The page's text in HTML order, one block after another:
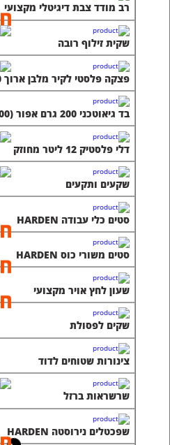
רב מודד צבת דיגיטלי מקצועי
שקית זילוף רובה
פצקה פלסטי לקיר מלבן ארוך 12X60 ס"מ
בד גיאוטכני 200 גרם אפור (100 מ"ר)
דלי פלסטיק 12 ליטר מחוזק
שקעים ותקעים
סטים כלי עבודה HARDEN
סטים משורי כוס HARDEN
שעון לחץ אויר מקצועי
שקים לפסולת
צינורות שטוחים לדוד
שרשראות ברזל
שפכטלים נירוסטה HARDEN